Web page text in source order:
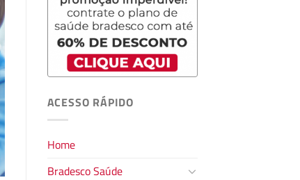
ACESSO RÁPIDO
Home
Bradesco Saúde